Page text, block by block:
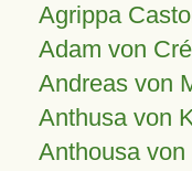
Agrippa
Adam von
Andreas von
Anthusa von
Anthousa von